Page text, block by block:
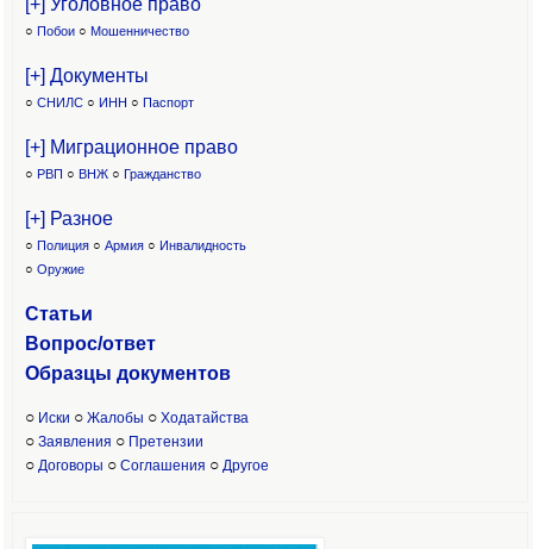
○ Побои ○ Мошенничество
[+] Документы
○ СНИЛС ○ ИНН ○ Паспорт
[+] Миграционное право
○ РВП ○ ВНЖ ○ Гражданство
[+] Разное
○ Полиция ○ Армия ○ Инвалидность
○ Оружие
Статьи
Вопрос/ответ
Образцы документов
○ Иски ○ Жалобы ○ Ходатайства
○ Заявления ○ Претензии
○ Договоры ○ Соглашения ○ Другое